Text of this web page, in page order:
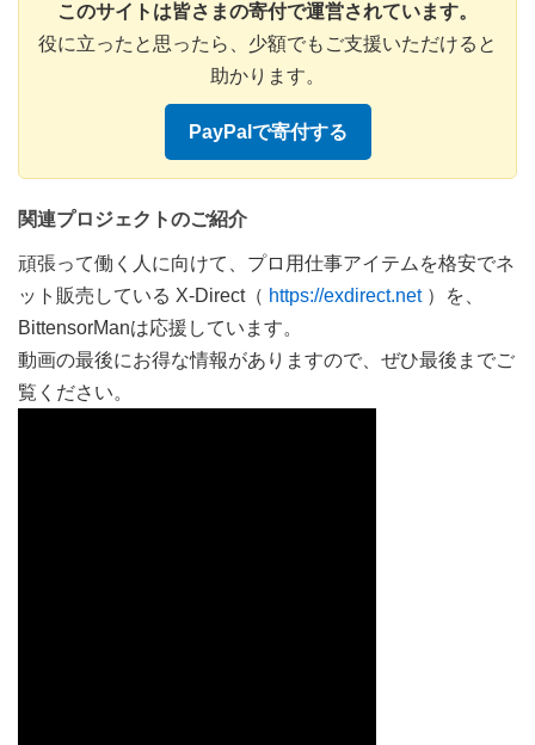
このサイトは皆さまの寄付で運営されています。
役に立ったと思ったら、少額でもご支援いただけると
助かります。
PayPalで寄付する
関連プロジェクトのご紹介
頑張って働く人に向けて、プロ用仕事アイテムを格安でネ
ット販売している X-Direct（ https://exdirect.net）を、
BittensorManは応援しています。
動画の最後にお得な情報がありますので、ぜひ最後までご
覧ください。